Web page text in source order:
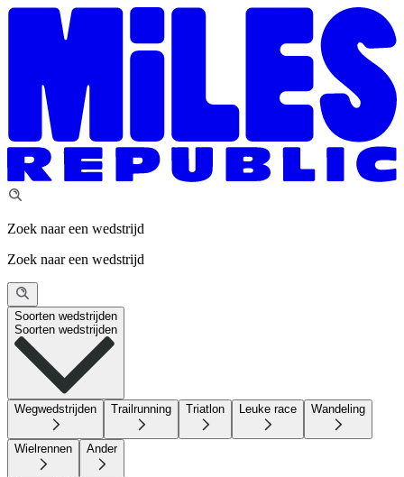
Zoek naar een wedstrijd
Zoek naar een wedstrijd
Soorten wedstrijden
Soorten wedstrijden
Wegwedstrijden Trailrunning Triatlon Leuke race Wandeling
Wielrennen Ander